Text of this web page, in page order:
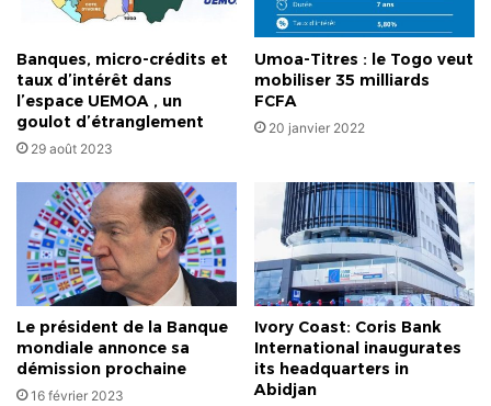
Banques, micro-crédits et
taux d’intérêt dans
l’espace UEMOA , un
goulot d’étranglement
29 août 2023
Umoa-Titres : le Togo veut
mobiliser 35 milliards
FCFA
20 janvier 2022
Le président de la Banque
mondiale annonce sa
démission prochaine
16 février 2023
Ivory Coast: Coris Bank
International inaugurates
its headquarters in
Abidjan